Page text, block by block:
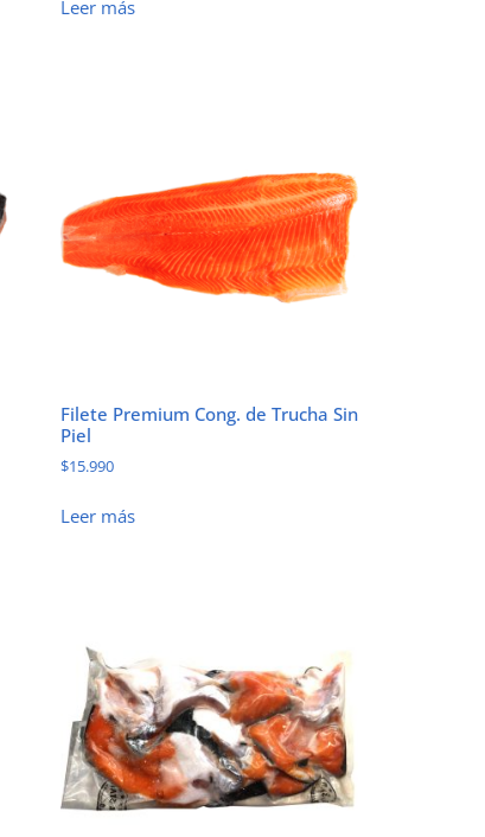
Leer más
Filete Premium Cong. de Trucha Sin
Piel
$15.990
Leer más